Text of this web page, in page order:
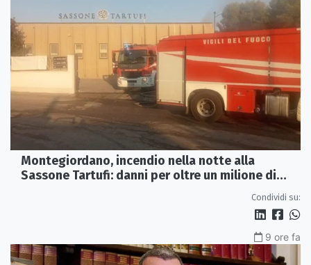
Montegiordano, incendio nella notte alla
Sassone Tartufi: danni per oltre un milione di
Condividi su:
9 ore fa